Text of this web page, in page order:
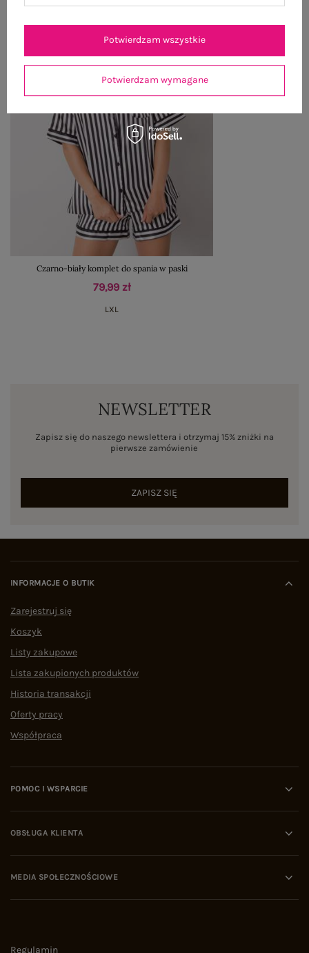
Czarno-biały komplet do spania w paski
79,99 zł
LXL
NEWSLETTER
Zapisz się do naszego newslettera i otrzymaj 15% zniżki na
pierwsze zamówienie
ZAPISZ SIĘ
INFORMACJE O BUTIK
Zarejestruj się
Koszyk
Listy zakupowe
Lista zakupionych produktów
Historia transakcji
Oferty pracy
Współpraca
POMOC I WSPARCIE
OBSŁUGA KLIENTA
MEDIA SPOŁECZNOŚCIOWE
Regulamin
Potwierdzam wymagane
Potwierdzam wszystkie